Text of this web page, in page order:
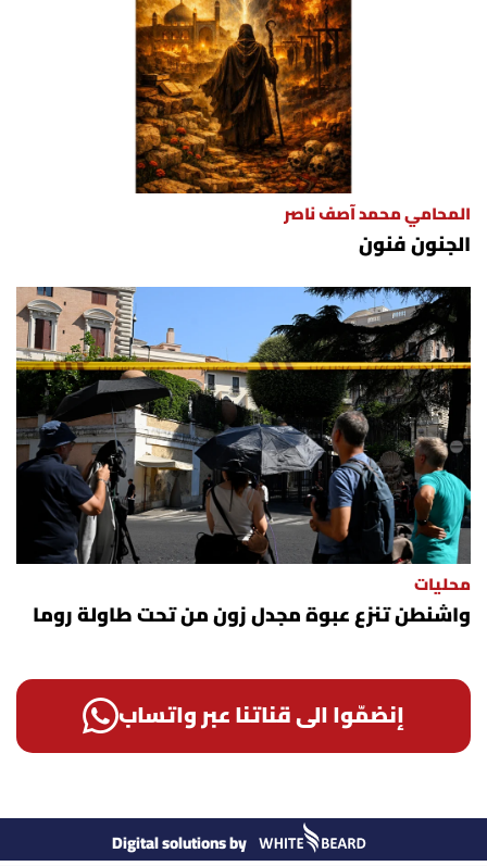
المحامي محمد آصف ناصر
الجنون فنون
محليات
واشنطن تنزع عبوة مجدل زون من تحت طاولة روما
إنضمّوا الى قناتنا عبر واتساب
Digital solutions by